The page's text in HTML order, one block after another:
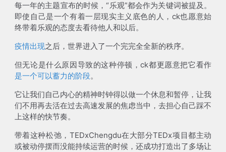
每一年的主题宣布的时候，“乐观”都会作为关键词被提及。
即使自己是一个有着一层现实主义底色的人，ck也愿意始
终带着乐观的态度去看待他人和以后。
疫情出现之后，世界进入了一个完完全全新的秩序。
但无论是什么原因导致的这种停顿，ck都更愿意把它看作
是一个可以蓄力的阶段。
它让我们自己内心的精神时钟得以做一个休息和暂停，让我
们不用再去活在过去高速发展的焦虑当中，去担心自己踩不
上这样的快节奏。
带着这种松弛，TEDxChengdu在大部分TEDx项目都主动
或被动停摆而没能持续运营的时候，还成功打造出了多场让